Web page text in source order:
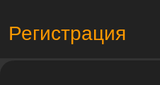
Регистрация